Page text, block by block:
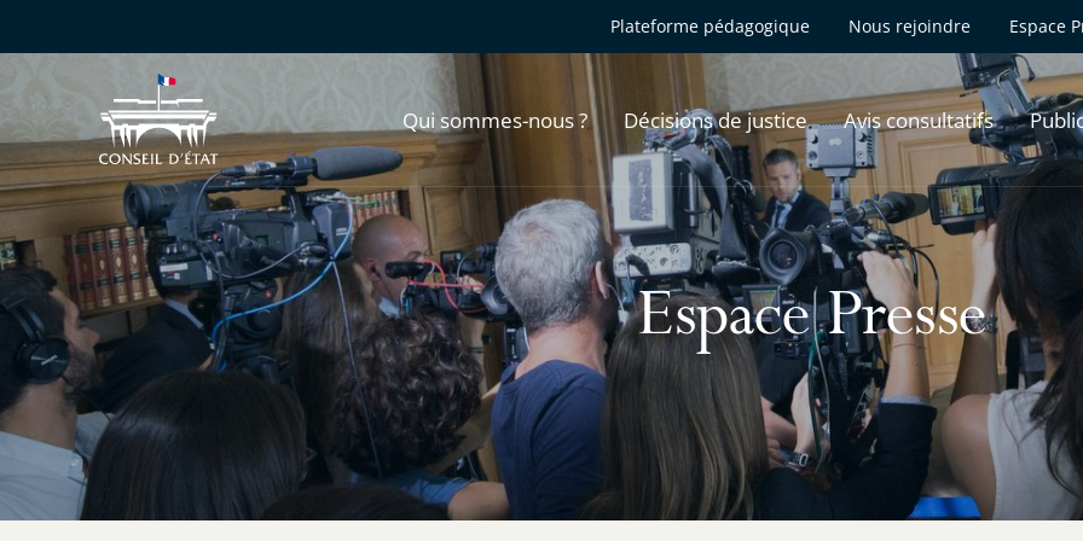
Plateforme pédagogique Nous rejoindre Espace
Qui sommes-nous ? Décisions de justice Avis consultatifs
Espace Presse